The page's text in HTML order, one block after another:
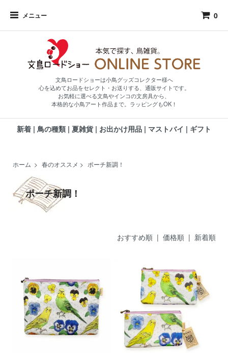
メニュー 0
文鳥ロードショーは小鳥グッズコレクター様へ
心を込めてお品をセレクト・お送りする、通販サイトです。
お気軽に選べる文鳥やインコの文房具から、
本格的な小鳥アート作品まで。ラッピングもOK！
新着 | 鳥の種類 | 夏雑貨 | お出かけ用品 | マストバイ | ギフト
ホーム > 春のオススメ > ポーチ新調！
ポーチ新調！
おすすめ順 | 価格順| 新着順